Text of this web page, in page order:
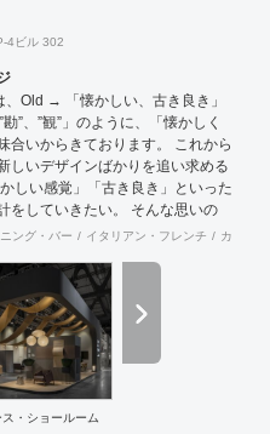
4ビル 302
Old → 「懐かしい、古き良き」
”、”観”」のように、「懐かしく
合いからきております。 これから
しいデザインばかりを追い求める
しい感覚」「古き良き」といった
をしていきたい。 そんな思いの
そしてその空間を使うお客様に幸
Urata https://old-kan.jp
old_kan_/?hl=ja
〒150-0001 東京都渋谷区神宮前
ング・バー イタリアン・フレンチ カフェ
・ショールーム